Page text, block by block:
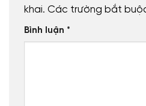
khai. Các trường bắt
Bình luận *